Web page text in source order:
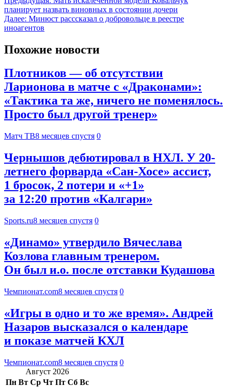
планирует назвать виновных в состоянии дочери
Далее: Минюст расссказал о добровольце в реестре
иноагентов
Похожие новости
Плотников — об отсутствии
Ларионова в матче с «Драконами»:
«Тактика та же, ничего не поменялось.
Просто был другой тренер»
Матч ТВ8 месяцев спустя 0
Чернышов дебютировал в НХЛ. У 20-
летнего форварда «Сан-Хосе» ассист,
1 бросок, 2 потери и «+1»
за 12:20 против «Калгари»
Sports.ru8 месяцев спустя 0
«Динамо» утвердило Вячеслава
Козлова главным тренером.
Он был и.о. после отставки Кудашова
Чемпионат.com8 месяцев спустя 0
«Игры в одно и то же время». Андрей
Назаров высказался о календаре
и показе матчей КХЛ
Чемпионат.com8 месяцев спустя 0
Август 2026
Пн Вт Ср Чт Пт Сб Вс